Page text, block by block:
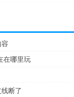
在哪里玩
断了